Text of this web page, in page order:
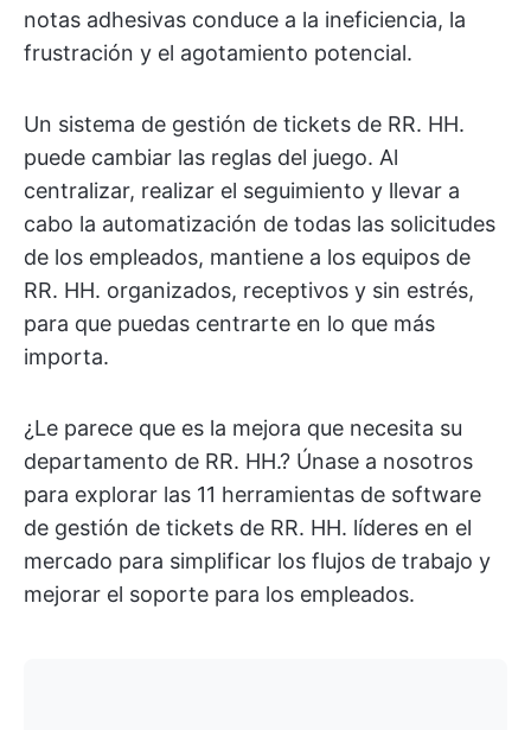
notas adhesivas conduce a la ineficiencia, la
frustración y el agotamiento potencial.
Un sistema de gestión de tickets de RR. HH.
puede cambiar las reglas del juego. Al
centralizar, realizar el seguimiento y llevar a
cabo la automatización de todas las solicitudes
de los empleados, mantiene a los equipos de
RR. HH. organizados, receptivos y sin estrés,
para que puedas centrarte en lo que más
importa.
¿Le parece que es la mejora que necesita su
departamento de RR. HH.? Únase a nosotros
para explorar las 11 herramientas de software
de gestión de tickets de RR. HH. líderes en el
mercado para simplificar los flujos de trabajo y
mejorar el soporte para los empleados.